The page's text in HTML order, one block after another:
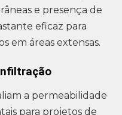
e presença de
eficaz para
em áreas extensas.
a permeabilidade
para projetos de